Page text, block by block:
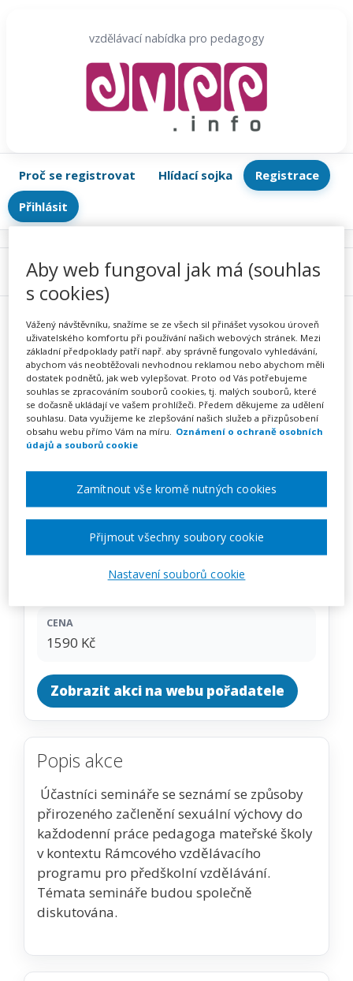
vzdělávací nabídka pro pedagogy
Proč se registrovat Hlídací sojka
Registrace
Přihlásit
Sexuální výchova v mateřské
škole (webinář)
TERMÍN
04. 02. 2027
MÍSTO
CENA
1590 Kč
Zobrazit akci na webu pořadatele
Popis akce
Účastníci semináře se seznámí se způsoby
přirozeného začlenění sexuální výchovy do
každodenní práce pedagoga mateřské školy
v kontextu Rámcového vzdělávacího
programu pro předškolní vzdělávání.
Témata semináře budou společně
diskutována.
Menu
Aby web fungoval jak má (souhlas
s cookies)
Vážený návštěvníku, snažíme se ze všech sil přinášet vysokou úroveň
uživatelského komfortu při používání našich webových stránek. Mezi
základní předpoklady patří např. aby správně fungovalo vyhledávání,
abychom vás neobtěžovali nevhodnou reklamou nebo abychom měli
dostatek podnětů, jak web vylepšovat. Proto od Vás potřebujeme
souhlas se zpracováním souborů cookies, tj. malých souborů, které
se dočasně ukládají ve vašem prohlížeči. Předem děkujeme za udělení
souhlasu. Data využijeme ke zlepšování našich služeb a přizpůsobení
obsahu webu přímo Vám na míru. Oznámení o ochraně osobních
údajů a souborů cookie
Nastavení souborů cookie
Zamítnout vše kromě nutných cookies
Přijmout všechny soubory cookie